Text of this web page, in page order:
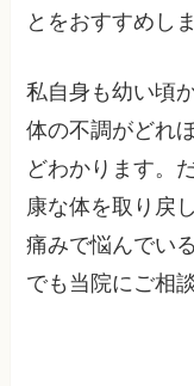
とをおすすめしま
私自身も幼い頃
体の不調がどれ
どわかります。
康な体を取り戻
痛みで悩んでい
でも当院にご相